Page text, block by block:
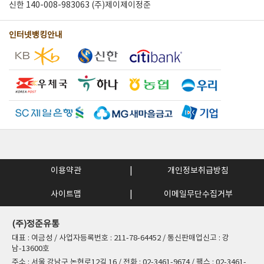
신한 140-008-983063 (주)제이제이정준
인터넷뱅킹안내
이용약관 개인정보취급방침
사이트맵 이메일무단수집거부
(주)정준유통
대표 : 여금성 / 사업자등록번호 : 211-78-64452 / 통신판매업신고 : 강
남-13600호